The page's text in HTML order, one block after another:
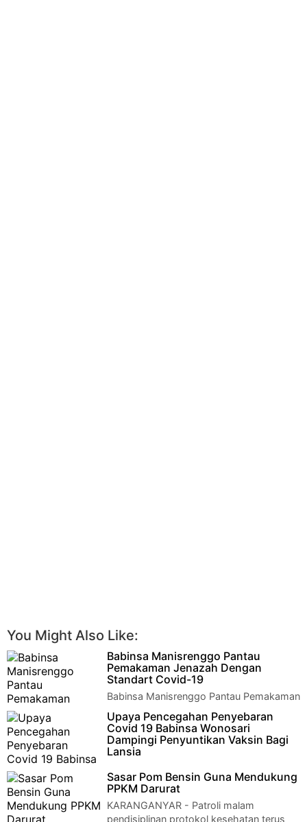
You Might Also Like:
Babinsa Manisrenggo Pantau
Pemakaman Jenazah Dengan
Standart Covid-19
Babinsa Manisrenggo Pantau Pemakaman
Jenazah Dengan Standart Covid-19Klaten
- Cegah warga agar tidak berkerumun, seperti…
Upaya Pencegahan Penyebaran
Covid 19 Babinsa Wonosari
Dampingi Penyuntikan Vaksin Bagi
Lansia
Babinsa Wonosari Dampingi Penyuntikan Vaksin Bagi
LansiaKlaten - Serka Joko Sri Mur…
Sasar Pom Bensin Guna Mendukung
PPKM Darurat
KARANGANYAR - Patroli malam
pendisiplinan protokol kesehatan terus